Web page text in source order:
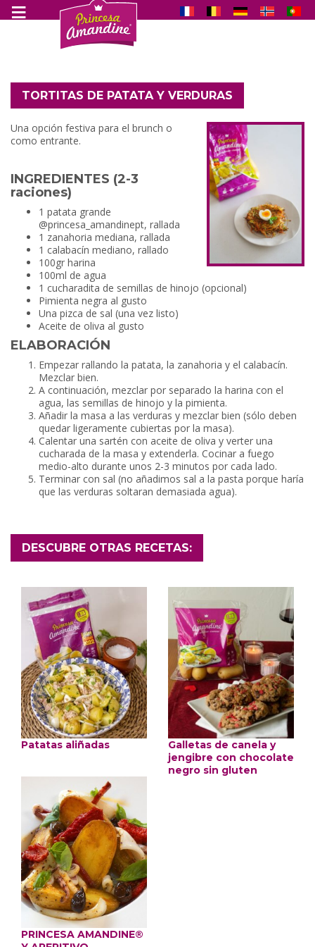
TORTITAS DE PATATA Y VERDURAS
Una opción festiva para el brunch o
como entrante.
INGREDIENTES (2-3
raciones)
1 patata grande
@princesa_amandinept, rallada
1 zanahoria mediana, rallada
1 calabacín mediano, rallado
100gr harina
100ml de agua
1 cucharadita de semillas de hinojo (opcional)
Pimienta negra al gusto
Una pizca de sal (una vez listo)
Aceite de oliva al gusto
ELABORACIÓN
Empezar rallando la patata, la zanahoria y el calabacín.
Mezclar bien.
A continuación, mezclar por separado la harina con el
agua, las semillas de hinojo y la pimienta.
Añadir la masa a las verduras y mezclar bien (sólo deben
quedar ligeramente cubiertas por la masa).
Calentar una sartén con aceite de oliva y verter una
cucharada de la masa y extenderla. Cocinar a fuego
medio-alto durante unos 2-3 minutos por cada lado.
Terminar con sal (no añadimos sal a la pasta porque haría
que las verduras soltaran demasiada agua).
DESCUBRE OTRAS RECETAS:
Patatas aliñadas
Galletas de canela y
jengibre con chocolate
negro sin gluten
PRINCESA AMANDINE®